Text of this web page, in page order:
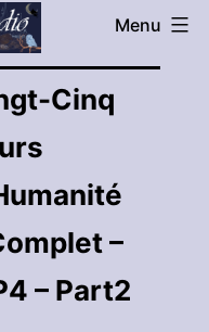
Menu
Cinq
–
– Part2